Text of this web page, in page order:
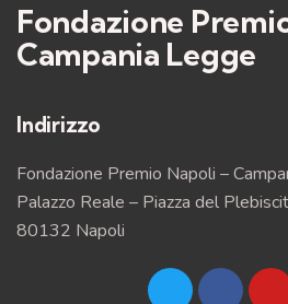
Fondazione
Campania Legge
Indirizzo
Fondazione Premio Napoli –
Palazzo Reale – Piazza del
80132 Napoli